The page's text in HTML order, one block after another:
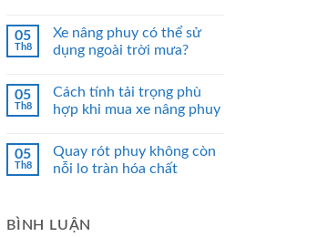
05
Th8
Xe nâng phuy có thể sử
dụng ngoài trời mưa?
05
Th8
Cách tính tải trọng phù
hợp khi mua xe nâng phuy
05
Th8
Quay rót phuy không còn
nỗi lo tràn hóa chất
BÌNH LUẬN